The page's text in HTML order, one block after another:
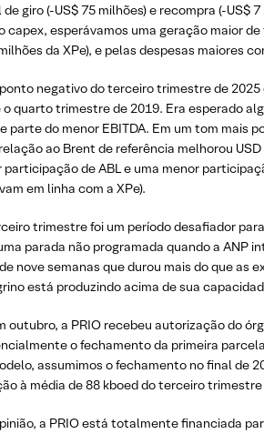
giro (-US$ 75 milhões) e recompra (-
esperávamos uma geração maior
da XPe), e pelas despesas maiores
negativo do terceiro trimestre de
quarto trimestre de 2019. Era esperado
parte do menor EBITDA. Em um tom
ao Brent de referência melhorou
de ABL e uma menor
em linha com a XPe).
trimestre foi um período desafiador
parada não programada quando a ANP
nove semanas que durou mais do que
está produzindo acima de sua
outubro, a PRIO recebeu autorização do
o fechamento da primeira
assumimos o fechamento no final de
à média de 88 kboed do terceiro trimestre
a PRIO está totalmente financiada